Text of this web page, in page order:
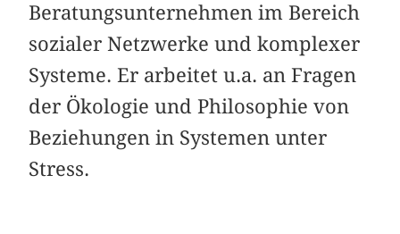
Beratungsunternehmen im Bereich
sozialer Netzwerke und komplexer
Systeme. Er arbeitet u.a. an Fragen
der Ökologie und Philosophie von
Beziehungen in Systemen unter
Stress.